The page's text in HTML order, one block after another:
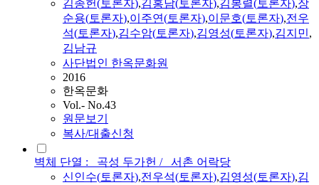
김종헌(토론자),김홍남(토론자),김봉렬(토론자),장
순용(토론자),이주연(토론자),이문호(토론자),전우
석(토론자),김수암(토론자),김영성(토론자),김지민,
김남규
사단법인 한옥문화원
2016
한옥문화
Vol.- No.43
원문보기
복사/대출신청
벽체 단열 : _곡성 두가헌 / _서촌 어락당
신인수(토론자),전우석(토론자),김영성(토론자),김